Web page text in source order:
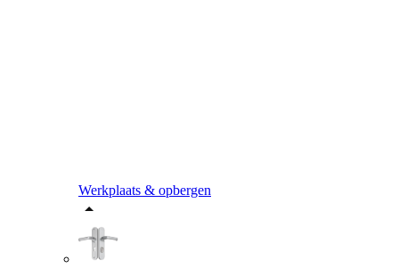
Werkplaats & opbergen